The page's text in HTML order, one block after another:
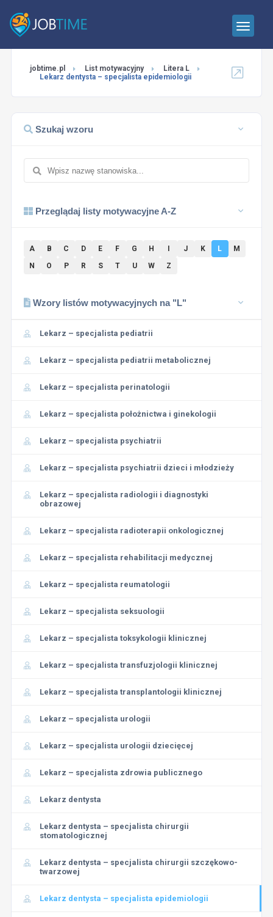
jobtime.pl List motywacyjny
Litera L
Lekarz dentysta – specjalista epidemiologii
Szukaj wzoru
Przeglądaj listy motywacyjne A-Z
A B C D E F G H J K L
M
N
O P R S T U W Z
Wzory listów motywacyjnych na "L"
Lekarz – specjalista pediatrii
Lekarz – specjalista pediatrii metabolicznej
Lekarz – specjalista perinatologii
Lekarz – specjalista położnictwa i ginekologii
Lekarz – specjalista psychiatrii
Lekarz – specjalista psychiatrii dzieci i młodzieży
Lekarz – specjalista radiologii i diagnostyki
obrazowej
Lekarz – specjalista radioterapii onkologicznej
Lekarz – specjalista rehabilitacji medycznej
Lekarz – specjalista reumatologii
Lekarz – specjalista seksuologii
Lekarz – specjalista toksykologii klinicznej
Lekarz – specjalista transfuzjologii klinicznej
Lekarz – specjalista transplantologii klinicznej
Lekarz – specjalista urologii
Lekarz – specjalista urologii dziecięcej
Lekarz – specjalista zdrowia publicznego
Lekarz dentysta
Lekarz dentysta – specjalista chirurgii
stomatologicznej
Lekarz dentysta – specjalista chirurgii szczękowo-
twarzowej
Lekarz dentysta – specjalista epidemiologii